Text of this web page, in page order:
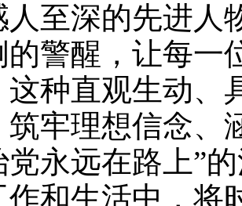
人至深的先进人
的警醒，让每一
这种直观生动、
筑牢理想信念、
党永远在路上”
作和生活中，将